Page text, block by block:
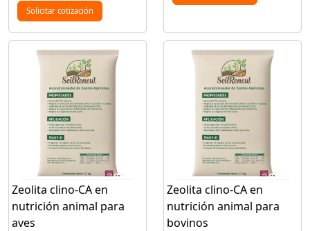
Solicitar cotización
Zeolita clino-CA en
nutrición animal para
aves
Zeolita clino-CA en
nutrición animal para
bovinos